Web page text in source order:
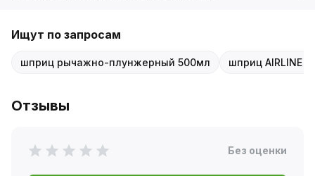
Ищут по запросам
шприц рычажно-плунжерный 500мл шприц AIRLINE
Отзывы
Без оценки